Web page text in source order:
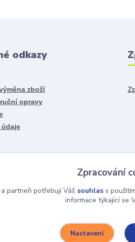
odkazy
zboží
opravy
Zpracování
partneři potřebují Váš souhlass
informace týkající se
Nastavení